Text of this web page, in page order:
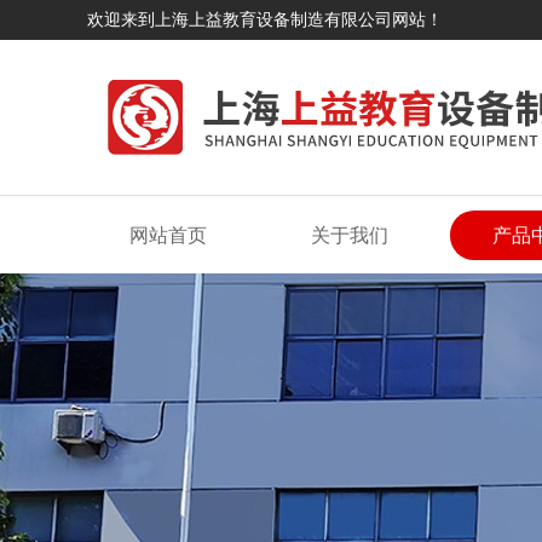
欢迎来到上海上益教育设备制造有限公司网站！
网站首页 关于我们 产品